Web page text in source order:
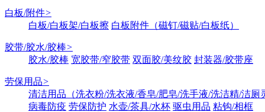
白板/附件>
白板/白板架/白板擦 白板附件（磁钉/磁贴/白板纸）
胶带/胶水/胶棒>
胶水/胶棒 宽胶带/窄胶带 双面胶/美纹胶 封装器/胶带座
劳保用品>
清洁用品（洗衣粉/洗衣液/香皂/肥皂/洗手液/洗洁精/洁厕
病毒防疫 劳保防护 水壶/茶具/水杯 驱虫用品 粘钩/相框